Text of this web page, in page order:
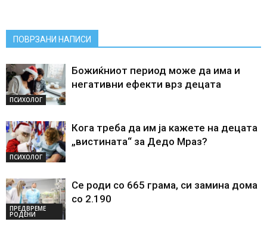
ПОВРЗАНИ НАПИСИ
ПСИХОЛОГ
Божиќниот период може да има и
негативни ефекти врз децата
ПСИХОЛОГ
Кога треба да им ја кажете на децата
„вистината“ за Дедо Мраз?
ПРЕДВРЕМЕ
РОДЕНИ
Се роди со 665 грама, си замина дома
со 2.190